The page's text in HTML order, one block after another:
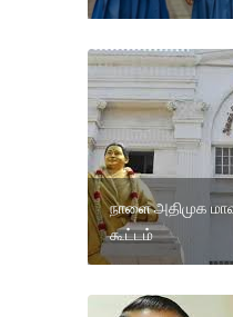
நாளை அதிமுக
கூட்டம்